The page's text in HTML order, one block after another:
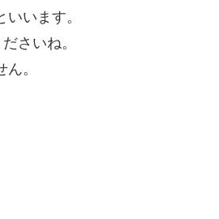
います。
さいね。
。